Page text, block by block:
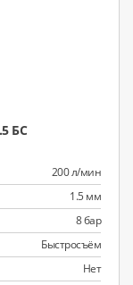
БС
200 л/мин
1.5 мм
8 бар
Быстросъём
Нет